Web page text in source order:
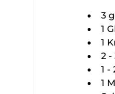
3
1
1
2 -
1 -
1